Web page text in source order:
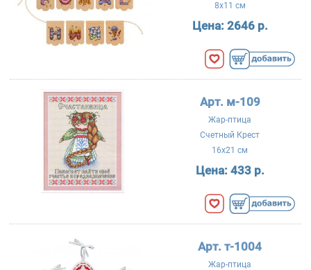
8x11 см
Цена: 2646 р.
Арт. м-109
Жар-птица
Счетный Крест
16x21 см
Цена: 433 р.
Арт. т-1004
Жар-птица